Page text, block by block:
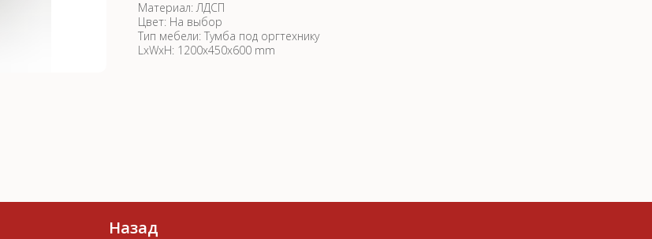
Материал: ЛДСП
Цвет: На выбор
Тип мебели: Тумба под оргтехнику
LxWxH: 1200x450x600 mm
Назад